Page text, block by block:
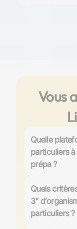
Vous
Quelle
particuliers
prépa ?
vous met en
niveau de
réservez en
domicile ou en
Quels
3”
particuliers ?